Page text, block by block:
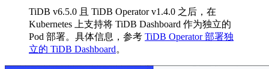
TiDB v6.5.0 且 TiDB Operator v1.4.0 之后，在
Kubernetes 上支持将 TiDB Dashboard 作为独立的
Pod 部署。具体信息，参考 TiDB Operator 部署独
立的 TiDB Dashboard。